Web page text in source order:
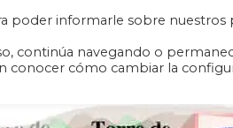
NEVADA ALHAMBRA Y
poder informarle sobre nuestros
continúa navegando o
conocer cómo cambiar la